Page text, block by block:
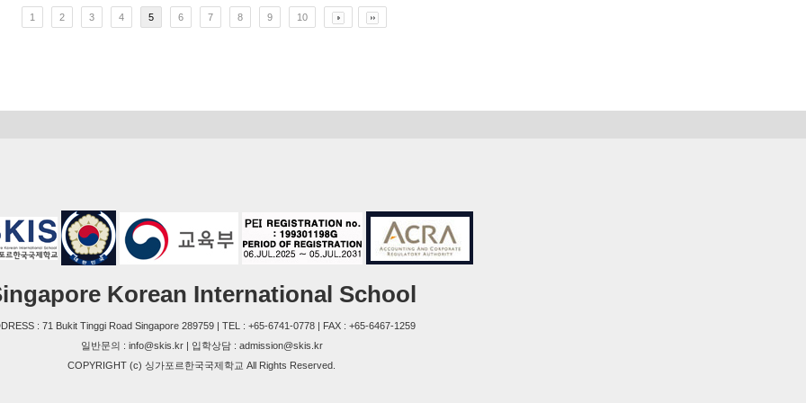
1 2 3 4 5 6 7 8 9 10
Korean International School
: 71 Bukit Tinggi Road Singapore 289759 | TEL : +65-6741-0778 | FAX : +65-6467-1259
일반문의 : info@skis.kr | 입학상담 : admission@skis.kr
COPYRIGHT (c) 싱가포르한국국제학교 All Rights Reserved.